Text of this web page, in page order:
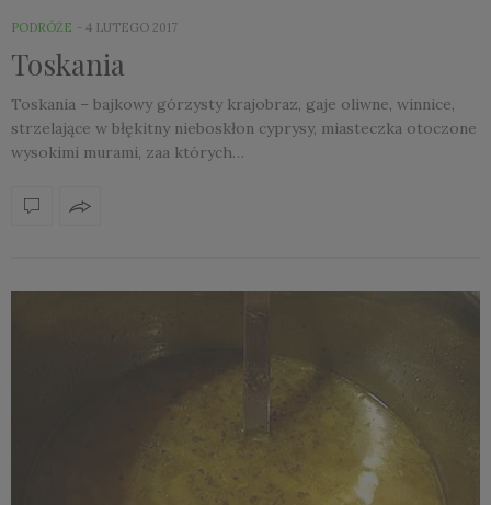
PODRÓŻE 4 LUTEGO 2017
Toskania
Toskania – bajkowy górzysty krajobraz, gaje oliwne, winnice,
strzelające w błękitny nieboskłon cyprysy, miasteczka otoczone
wysokimi murami, zaa których…